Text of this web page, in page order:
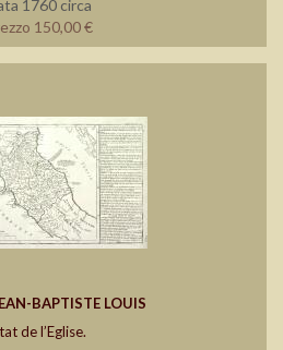
1760 circa
150,00 €
BAPTISTE LOUIS
de l’Eglise.